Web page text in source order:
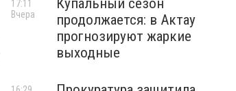
Купальный сезон
продолжается: в Актау
прогнозируют жаркие
выходные
17:11
Вчера